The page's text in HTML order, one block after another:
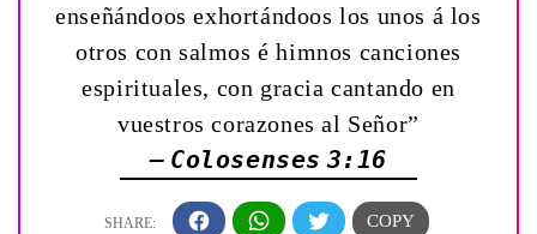
enseñándoos exhortándoos los unos á los
otros con salmos é himnos canciones
espirituales, con gracia cantando en
vuestros corazones al Señor”
— Colosenses 3:16